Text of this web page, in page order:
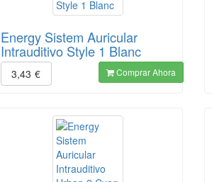
Energy Sistem Auricular
Intrauditivo Style 1 Blanc
3,43 € Comprar Ahora